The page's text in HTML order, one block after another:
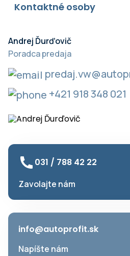
Kontaktné osoby
Andrej Ďurďovič
Poradca predaja
+421 918 348 021
031 / 788 42 22
Zavolajte nám
info@autoprofit.sk
Napíšte nám